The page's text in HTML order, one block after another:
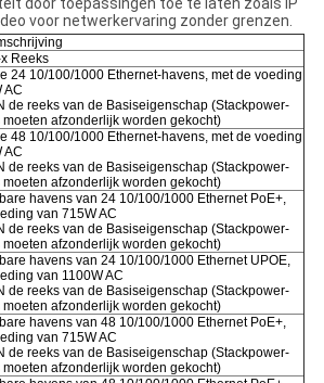
door toepassingen toe te laten zoals IP
voor netwerkervaring zonder grenzen.
Reeks
24 10/100/1000 Ethernet-havens, met de voeding
AC
de reeks van de Basiseigenschap (Stackpower-
afzonderlijk worden gekocht)
48 10/100/1000 Ethernet-havens, met de voeding
AC
de reeks van de Basiseigenschap (Stackpower-
afzonderlijk worden gekocht)
havens van 24 10/100/1000 Ethernet PoE+,
van 715W AC
de reeks van de Basiseigenschap (Stackpower-
afzonderlijk worden gekocht)
havens van 24 10/100/1000 Ethernet UPOE,
van 1100W AC
de reeks van de Basiseigenschap (Stackpower-
afzonderlijk worden gekocht)
havens van 48 10/100/1000 Ethernet PoE+,
van 715W AC
de reeks van de Basiseigenschap (Stackpower-
afzonderlijk worden gekocht)